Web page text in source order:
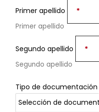
Primer apellido *
Segundo apellido *
Tipo de documentación